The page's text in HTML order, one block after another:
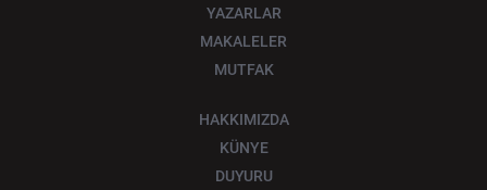
YAZARLAR
MAKALELER
MUTFAK
HAKKIMIZDA
KÜNYE
DUYURU